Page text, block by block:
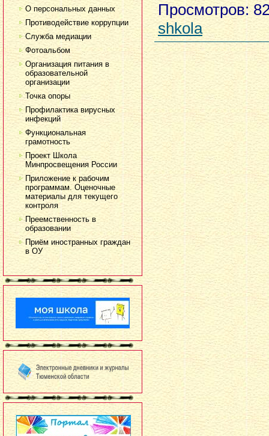
О персональных данных
Противодействие коррупции
Служба медиации
Фотоальбом
Организация питания в
образовательной
организации
Точка опоры
Профилактика вирусных
инфекций
Функциональная
грамотность
Проект Школа
Минпросвещения России
Приложение к рабочим
программам. Оценочные
материалы для текущего
контроля
Преемственность в
образовании
Приём иностранных граждан
в ОУ
Просмотров:
shkola